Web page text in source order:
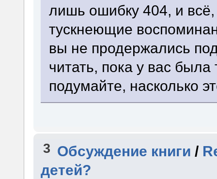
лишь ошибку 404, и
тускнеющие
вы не продержались
читать, пока у вас
подумайте, насколько
3 Обсуждение книги /
детей?